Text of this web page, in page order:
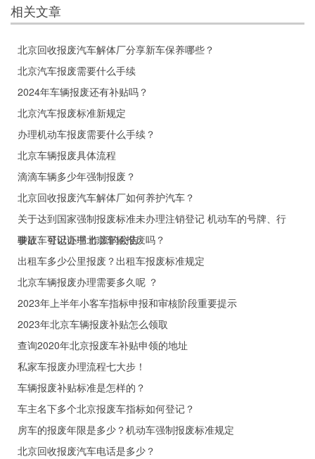
相关文章
北京回收报废汽车解体厂分享新车保养哪些？
北京汽车报废需要什么手续
2024年车辆报废还有补贴吗？
北京汽车报废标准新规定
办理机动车报废需要什么手续？
北京车辆报废具体流程
滴滴车辆多少年强制报废？
北京回收报废汽车解体厂如何养护汽车？
关于达到国家强制报废标准未办理注销登记 机动车的号牌、行
驶证、登记证书 作废的公告
事故车可以办理北京车辆报废吗？
出租车多少公里报废？出租车报废标准规定
北京车辆报废办理需要多久呢 ？
2023年上半年小客车指标申报和审核阶段重要提示
2023年北京车辆报废补贴怎么领取
查询2020年北京报废车补贴申领的地址
私家车报废办理流程七大步！
车辆报废补贴标准是怎样的？
车主名下多个北京报废车指标如何登记？
房车的报废年限是多少？机动车强制报废标准规定
北京回收报废汽车电话是多少？